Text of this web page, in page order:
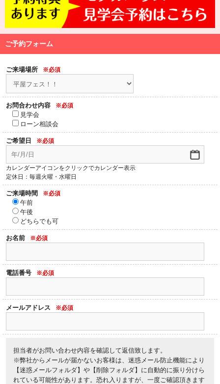
ご予約フォーム
ご来場場所 ※必須
お問合わせ内容 ※必須
見学会
ローン相談会
ご希望日 ※必須
カレンダーアイコンをクリックでカレンダー表示
定休日：毎週火曜・水曜日
ご来場時間 ※必須
午前
午後
どちらでも可
お名前 ※必須
電話番号 ※必須
メールアドレス ※必須
担当者がお問い合わせ内容を確認して返信致します。
※弊社からメールが届かないお客様は、迷惑メール防止機能により
【迷惑メールフォルダ】や【削除フォルダ】に自動的に振り分けら
れている可能性があります。恐れ入りますが、一度ご確認頂きます